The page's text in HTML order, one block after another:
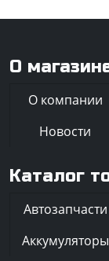
О
О компании
Новости
Каталог
Автозапчасти
Аккумуляторы